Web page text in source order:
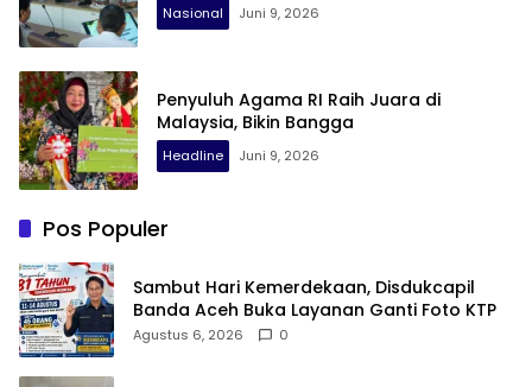
Nasional Juni 9, 2026
Penyuluh Agama RI Raih Juara di
Malaysia, Bikin Bangga
Headline Juni 9, 2026
Pos Populer
Sambut Hari Kemerdekaan, Disdukcapil
Banda Aceh Buka Layanan Ganti Foto KTP
Agustus 6, 2026 0